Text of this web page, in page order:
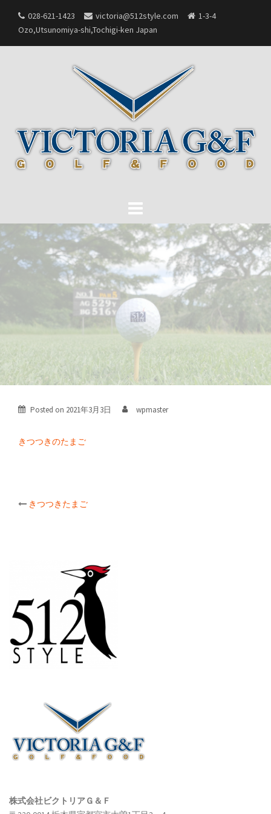
content
028-621-1423 victoria@512style.com
1-3-4
Ozo,Utsunomiya-shi,Tochigi-ken Japan
Posted on 2021年3月3日 wpmaster
きつつきのたまご
Post
きつつきたまご
株式会社ビクトリアＧ＆Ｆ